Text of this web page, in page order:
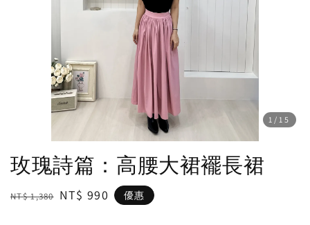
1 /15
玫瑰詩篇：高腰大裙襬長裙
Regular
NT$ 1,380 Sale
NT$ 990 優惠